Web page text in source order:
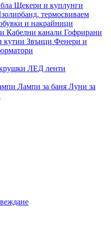
Щекери и куплунги
термосвиваем
и накрайници
Кабелни канали Гофрирани
кутии Звънци Фенери и
ЛЕД ленти
Лампи за баня Луни за